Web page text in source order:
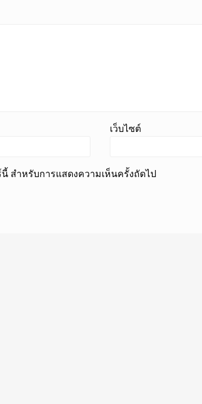
เว็บไซต์
สำหรับการแสดงความเห็นครั้งถัดไป